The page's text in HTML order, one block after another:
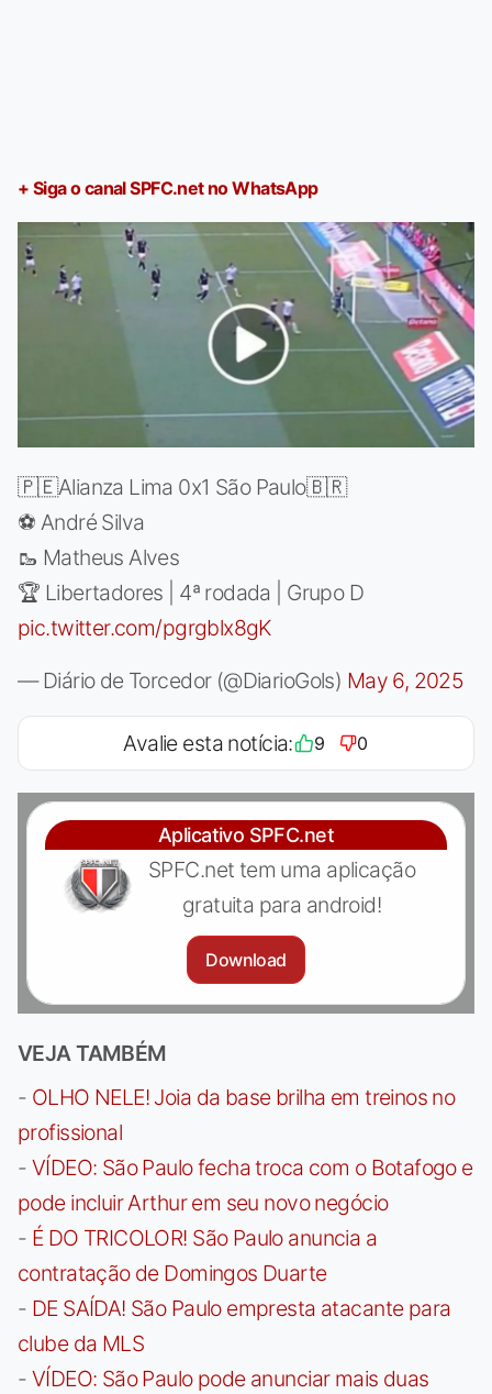
+ Siga o canal SPFC.net no WhatsApp
🇵🇪Alianza Lima 0x1 São Paulo🇧🇷
⚽️ André Silva
🥾 Matheus Alves
🏆 Libertadores | 4ª rodada | Grupo D
pic.twitter.com/pgrgblx8gK
— Diário de Torcedor (@DiarioGols) May 6, 2025
Avalie esta notícia: 9 0
Aplicativo SPFC.net
SPFC.net tem uma aplicação
gratuita para android!
Download
VEJA TAMBÉM
- OLHO NELE! Joia da base brilha em treinos no
profissional
- VÍDEO: São Paulo fecha troca com o Botafogo e
pode incluir Arthur em seu novo negócio
- É DO TRICOLOR! São Paulo anuncia a
contratação de Domingos Duarte
- DE SAÍDA! São Paulo empresta atacante para
clube da MLS
- VÍDEO: São Paulo pode anunciar mais duas